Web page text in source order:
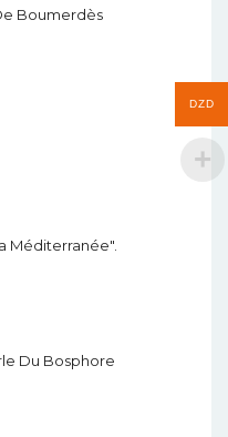
Boumerdès
Méditerranée".
Du Bosphore
DZD